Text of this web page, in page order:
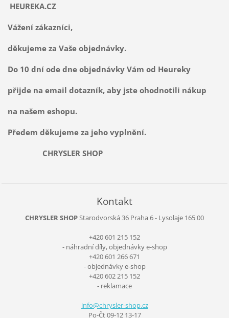
HEUREKA.CZ
Vážení zákazníci,
děkujeme za Vaše objednávky.
Do 10 dní ode dne objednávky Vám od Heureky
přijde na email dotazník, aby jste ohodnotili nákup
na našem eshopu.
Předem děkujeme za jeho vyplnění.
CHRYSLER SHOP
Kontakt
CHRYSLER SHOPStarodvorská 36 Praha 6 - Lysolaje 165 00
+420 601 215 152
- náhradní díly, objednávky e-shop
+420 601 266 671
- objednávky e-shop
+420 602 215 152
- reklamace
info@chrysler-shop.cz
Po-Čt 09-12 13-17